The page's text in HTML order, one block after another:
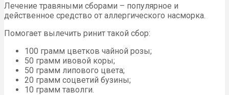
Лечение травяными сборами – популярное и
действенное средство от аллергического насморка.
Помогает вылечить ринит такой сбор:
100 грамм цветков чайной розы;
50 грамм ивовой коры;
50 грамм липового цвета;
20 грамм соцветий бузины;
10 грамм таволги.